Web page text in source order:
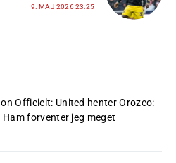
9. MAJ 2026 23:25
onOfficielt: United henter Orozco:
Ham forventer jeg meget